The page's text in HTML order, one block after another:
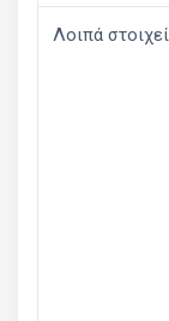
Λοιπά